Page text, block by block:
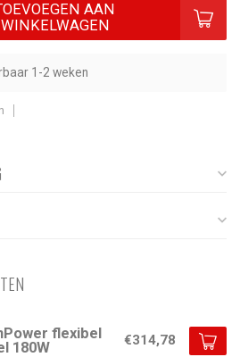
AAN
WINKELWAGEN
1-2 weken
flexibel
180W
€314,78